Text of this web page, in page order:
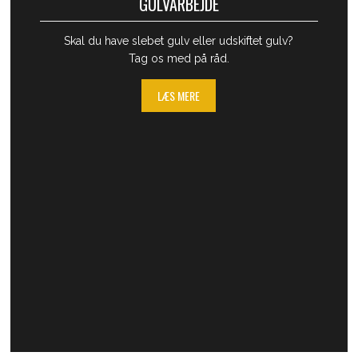
Skal du have slebet gulv eller udskiftet gulv?
Tag os med på råd.
LÆS MERE